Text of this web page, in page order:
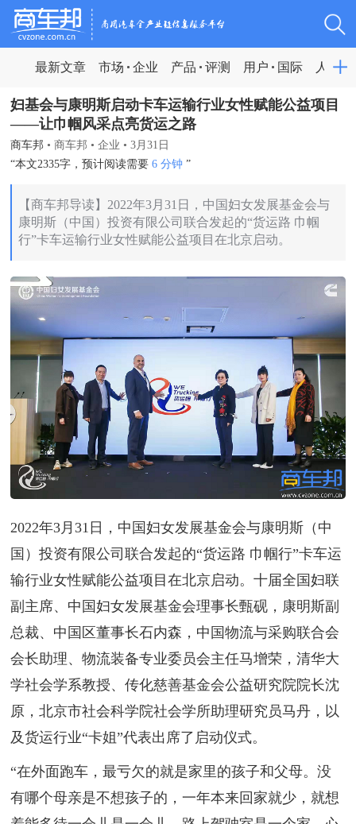
最新文章 市场 企业 产品 评测 用户 国际 人物
妇基会与康明斯启动卡车运输行业女性赋能公益项目
——让巾帼风采点亮货运之路
商车邦 • 商车邦 • 企业 • 3月31日
“本文2335字，预计阅读需要6 分钟”
【商车邦导读】2022年3月31日，中国妇女发展基金会与
康明斯（中国）投资有限公司联合发起的“货运路 巾帼
行”卡车运输行业女性赋能公益项目在北京启动。
2022年3月31日，中国妇女发展基金会与康明斯（中
国）投资有限公司联合发起的“货运路 巾帼行”卡车运
输行业女性赋能公益项目在北京启动。十届全国妇联
副主席、中国妇女发展基金会理事长甄砚，康明斯副
总裁、中国区董事长石内森，中国物流与采购联合会
会长助理、物流装备专业委员会主任马增荣，清华大
学社会学系教授、传化慈善基金会公益研究院院长沈
原，北京市社会科学院社会学所助理研究员马丹，以
及货运行业“卡姐”代表出席了启动仪式。
“在外面跑车，最亏欠的就是家里的孩子和父母。没
有哪个母亲是不想孩子的，一年本来回家就少，就想